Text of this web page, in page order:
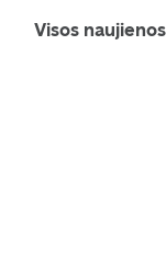
Visos naujienos